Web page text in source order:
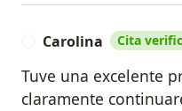
Carolina Cita
Tuve una excelente
claramente